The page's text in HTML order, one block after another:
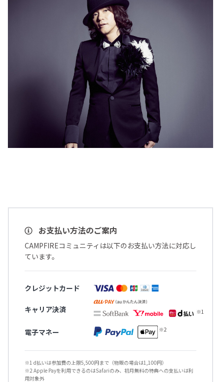
お支払い方法のご案内
CAMPFIREコミュニティは以下のお支払い方法に対応し
ています。
クレジットカード
キャリア決済
電子マネー
※1 d払いは参加費の上限5,500円まで（物販の場合は1,100円）
※2 Apple Payを利用できるのはSafariのみ、初月無料の特典への支払いは利
用対象外